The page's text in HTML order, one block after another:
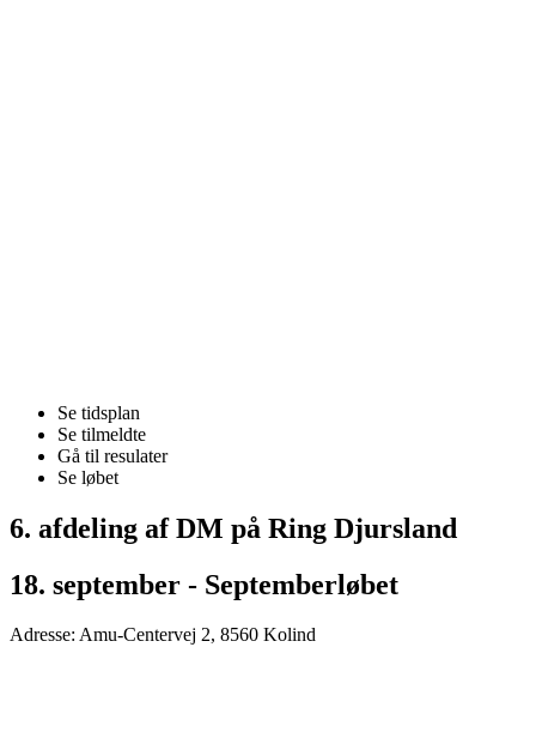
Se tidsplan
Se tilmeldte
Gå til resulater
Se løbet
6. afdeling af DM på Ring Djursland
18. september - Septemberløbet
Adresse: Amu-Centervej 2, 8560 Kolind